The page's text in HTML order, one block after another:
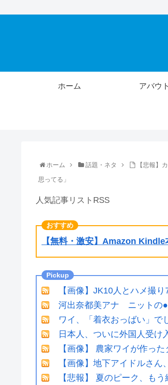
ホーム アバウト
ホーム 話題・ネタ
【悲報】
思ってる」
人気記事リストRSS
【無料・激安】Amazon
【画像】JK10人とハメ撮
河出奈都美アナ ニットの
ワイ、「着衣おっばい」で
日本人、ついに外国人受け
【画像】 農家ワイが作っ
【画像】地下アイドルさ
【悲報】 夏のピーク、も